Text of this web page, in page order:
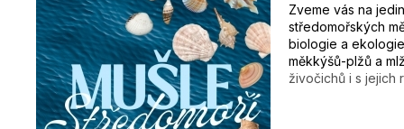
Zveme vás na
středomořských
biologie a
měkkýšů-plžů a
živočichů i s jejich